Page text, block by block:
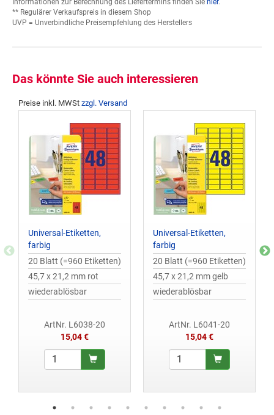
** Regulärer Verkaufspreis in diesem Shop
UVP = Unverbindliche Preisempfehlung des Herstellers
Das könnte Sie auch interessieren
Preise inkl. MWSt zzgl. Versand
Universal-Etiketten,
farbig
20 Blatt (=960 Etiketten)
45,7 x 21,2 mm rot
wiederablösbar
ArtNr. L6038-20
15,04 €
Universal-Etiketten,
farbig
20 Blatt (=960 Etiketten)
45,7 x 21,2 mm gelb
wiederablösbar
ArtNr. L6041-20
15,04 €